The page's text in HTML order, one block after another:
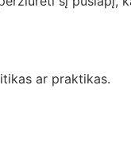
ar praktikas.